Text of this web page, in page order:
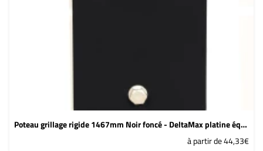
Poteau grillage rigide 1467mm Noir foncé - DeltaMax platine équerre soudée
à partir de 44,33€